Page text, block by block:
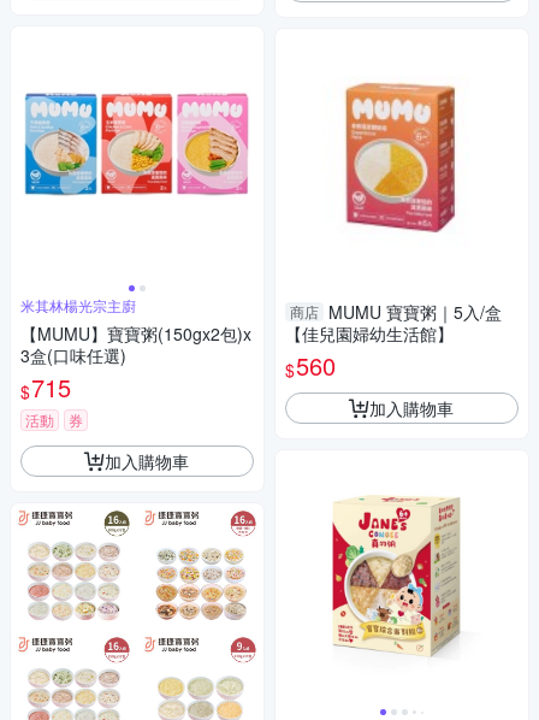
米其林楊光宗主廚
【MUMU】寶寶粥(150gx2包)x
3盒(口味任選)
$715
活動 券
加入購物車
商店 MUMU 寶寶粥｜5入/盒
【佳兒園婦幼生活館】
$560
加入購物車